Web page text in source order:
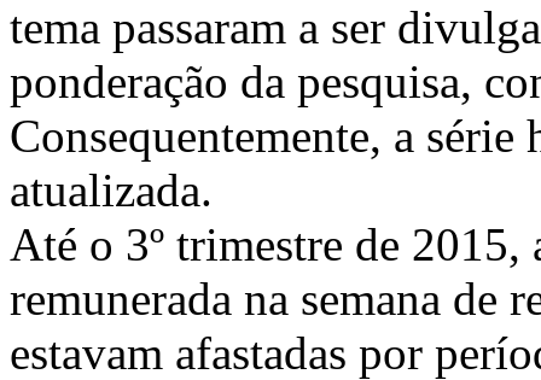
tema passaram a ser
ponderação da pesquisa,
Consequentemente, a
atualizada.
Até o 3º trimestre de 2015,
remunerada na semana de
estavam afastadas por